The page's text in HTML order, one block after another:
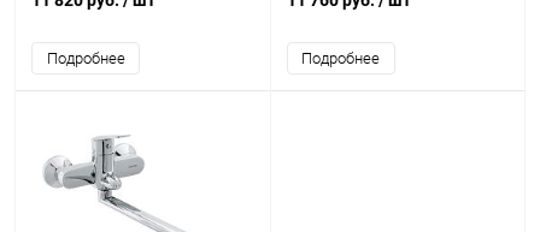
Подробнее Подробнее